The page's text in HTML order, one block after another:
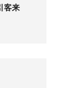
客来